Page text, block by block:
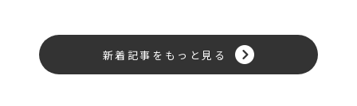
新着記事をもっと見る